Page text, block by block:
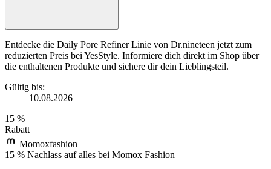
Entdecke die Daily Pore Refiner Linie von Dr.nineteen jetzt zum
reduzierten Preis bei YesStyle. Informiere dich direkt im Shop über
die enthaltenen Produkte und sichere dir dein Lieblingsteil.
Gültig bis:
10.08.2026
15 %
Rabatt
Momoxfashion
15 % Nachlass auf alles bei Momox Fashion